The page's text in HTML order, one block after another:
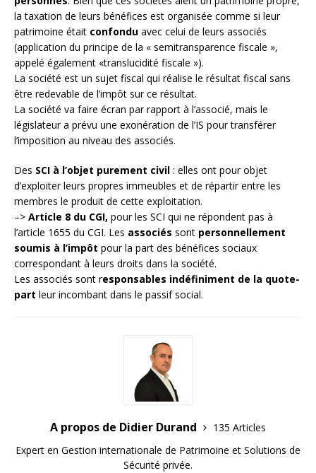
la taxation de leurs bénéfices est organisée comme si leur
patrimoine était confondu avec celui de leurs associés
(application du principe de la « semitransparence fiscale »,
appelé également «translucidité fiscale »).
La société est un sujet fiscal qui réalise le résultat fiscal sans
être redevable de l’impôt sur ce résultat.
La société va faire écran par rapport à l’associé, mais le
législateur a prévu une exonération de l’IS pour transférer
l’imposition au niveau des associés.
Des SCI à l’objet purement civil : elles ont pour objet
d’exploiter leurs propres immeubles et de répartir entre les
membres le produit de cette exploitation.
–> Article 8 du CGI, pour les SCI qui ne répondent pas à
l’article 1655 du CGI. Les associés sont personnellement
soumis à l’impôt pour la part des bénéfices sociaux
correspondant à leurs droits dans la société.
Les associés sont responsables indéfiniment de la quote-
part leur incombant dans le passif social.
A propos de Didier Durand
135 Articles
Expert en Gestion internationale de Patrimoine et Solutions de
Sécurité privée.